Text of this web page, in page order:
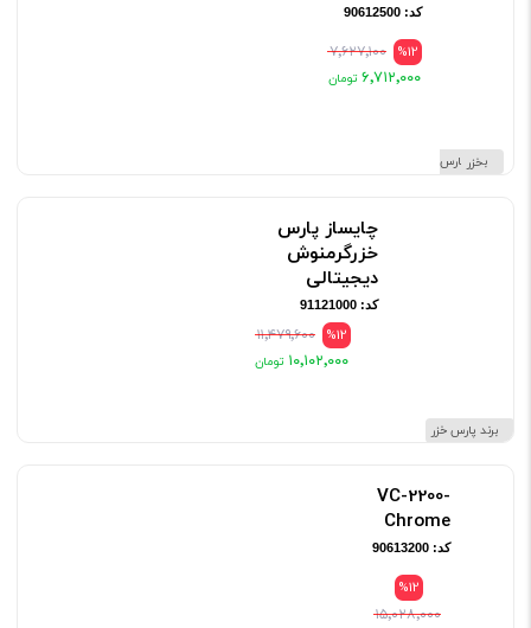
برند پارس خزر
کد: 90612500
%12 ۷٬۶۲۷٬۱۰۰
۶٬۷۱۲٬۰۰۰
برند پارس خزر
چایساز پارس
خزرگرمنوش
دیجیتالی
کد: 91121000
%12 ۱۱٬۴۷۹٬۶۰۰
۱۰٬۱۰۲٬۰۰۰
VC-2200-
Chrome
کد: 90613200
%12
۱۵٬۰۲۸٬۰۰۰